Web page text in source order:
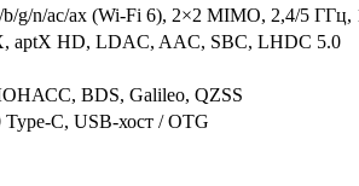
b/g/n/ac/ax (Wi-Fi 6), 2×2 MIMO, 2,4/5
aptX HD, LDAC, AAC, SBC, LHDC 5.0
BDS, Galileo, QZSS
C, USB-хост / OTG